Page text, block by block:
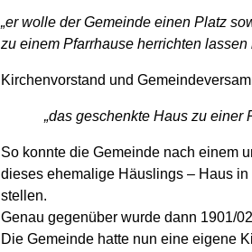
„er wolle der Gemeinde einen Platz
zu einem Pfarrhause herrichten lassen
Kirchenvorstand und
„das geschenkte Haus zu einer
So konnte die Gemeinde nach einem
dieses ehemalige Häuslings – Haus
stellen.
Genau gegenüber wurde dann 1901/
Die Gemeinde hatte nun eine eigene